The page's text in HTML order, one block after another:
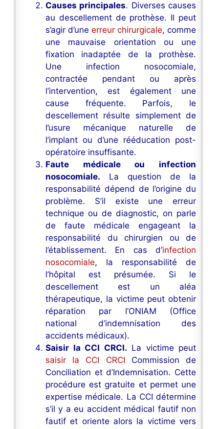
Causes principales. Diverses causes
au descellement de prothèse. Il peut
s’agir d’une erreur chirurgicale, comme
une mauvaise orientation ou une
fixation inadaptée de la prothèse.
Une infection nosocomiale,
contractée pendant ou après
l’intervention, est également une
cause fréquente. Parfois, le
descellement résulte simplement de
l’usure mécanique naturelle de
l’implant ou d’une rééducation post-
opératoire insuffisante.
Faute médicale ou infection
nosocomiale. La question de la
responsabilité dépend de l’origine du
problème. S’il existe une erreur
technique ou de diagnostic, on parle
de faute médicale engageant la
responsabilité du chirurgien ou de
l’établissement. En cas d’infection
nosocomiale, la responsabilité de
l’hôpital est présumée. Si le
descellement est un aléa
thérapeutique, la victime peut obtenir
réparation par l’ONIAM (Office
national d’indemnisation des
accidents médicaux).
Saisir la CCI CRCI. La victime peut
saisir la CCI CRCI Commission de
Conciliation et d’Indemnisation. Cette
procédure est gratuite et permet une
expertise médicale. La CCI détermine
s’il y a eu accident médical fautif non
fautif et oriente alors la victime vers